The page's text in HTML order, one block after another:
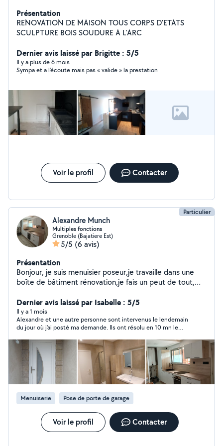
Présentation
RENOVATION DE MAISON TOUS CORPS D'ETATS
SCULPTURE BOIS SOUDURE A L'ARC
Dernier avis laissé par Brigitte : 5/5
Il y a plus de 6 mois
Sympa et a l’écoute mais pas « valide » la prestation
Voir le profil Contacter
Particulier
Alexandre Munch
Multiples fonctions
Grenoble (Bajatiere Est)
5/5 (6 avis)
Présentation
Bonjour, je suis menuisier poseur,je travaille dans une
boîte de bâtiment rénovation,je fais un peut de tout,
etc..),plomberie, carrelage,placo,pose de
parquet,montage des meubles, cuisines,serrurerie.
(ouverture de porte ) si vous avez besoin des mes
services n'hésitez pas, merci.
Dernier avis laissé par Isabelle : 5/5
Il y a 1 mois
Alexandre et une autre personne sont intervenus le lendemain
du jour où j'ai posté ma demande. Ils ont résolu en 10 mn le
poussée, je les consulterai évidemment et comme j'ai dû les
payer moins cher , ils auront la priorité
Menuiserie Pose de porte de garage
Voir le profil Contacter